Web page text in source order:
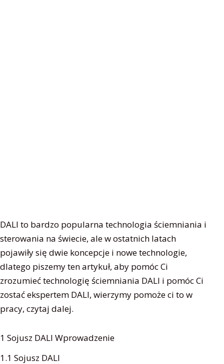
DALI to bardzo popularna technologia ściemniania i
sterowania na świecie, ale w ostatnich latach
pojawiły się dwie koncepcje i nowe technologie,
dlatego piszemy ten artykuł, aby pomóc Ci
zrozumieć technologię ściemniania DALI i pomóc Ci
zostać ekspertem DALI, wierzymy pomoże ci to w
pracy, czytaj dalej.
1 Sojusz DALI Wprowadzenie
1.1 Sojusz DALI